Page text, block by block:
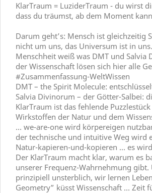
KlarTraum = LuziderTraum - du wirst
dass du träumst, ab dem Moment
Darum geht’s: Mensch ist gleichzeitig
nicht um uns, das Universum ist in
Menschheit weiß was DMT und
der Wissenschaft lösen sich hier alle
#Zusammenfassung-WeltWissen
DMT – the Spirit Molecule:
Salvia Divinorum – der Götter-Salbei:
KlarTraum ist das fehlende
Wirkstoffen der Natur und dem
… we-are-one wird körpereigen
der technische und intuitive Weg wird
Natur-kapieren-und-kopieren … es
Der KlarTraum macht klar, warum es
unserer Frequenz-Wahrnehmung gibt.
prinzipiell unsterblich, wir lernen
Geometry” küsst Wissenschaft … Zeit